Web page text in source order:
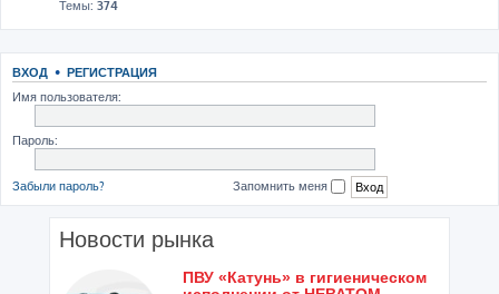
Темы: 374
ВХОД • РЕГИСТРАЦИЯ
Имя пользователя:
Пароль:
Забыли пароль? Запомнить меня
Новости рынка
ПВУ «Катунь» в гигиеническом